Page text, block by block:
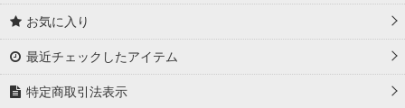
お気に入り
最近チェックしたアイテム
特定商取引法表示